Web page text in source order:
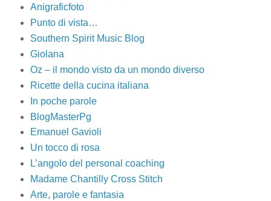
Anigraficfoto
Punto di vista…
Southern Spirit Music Blog
Giolana
Oz – il mondo visto da un mondo diverso
Ricette della cucina italiana
In poche parole
BlogMasterPg
Emanuel Gavioli
Un tocco di rosa
L’angolo del personal coaching
Madame Chantilly Cross Stitch
Arte, parole e fantasia